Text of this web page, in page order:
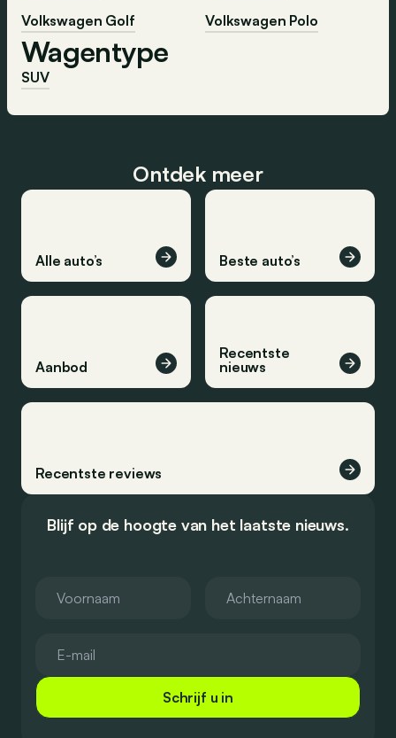
Volkswagen Golf
Volkswagen Polo
Wagentype
SUV
Ontdek meer
Alle auto’s Beste auto’s
Aanbod
Recentste
nieuws
Recentste reviews
Blijf op de hoogte van het laatste nieuws.
Schrijf u in